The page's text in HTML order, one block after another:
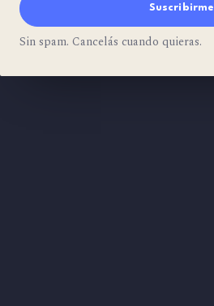
Suscribirme
Sin spam. Cancelás cuando quieras.